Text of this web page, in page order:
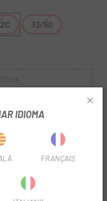
33/50
IDIOMA
FRANÇAIS